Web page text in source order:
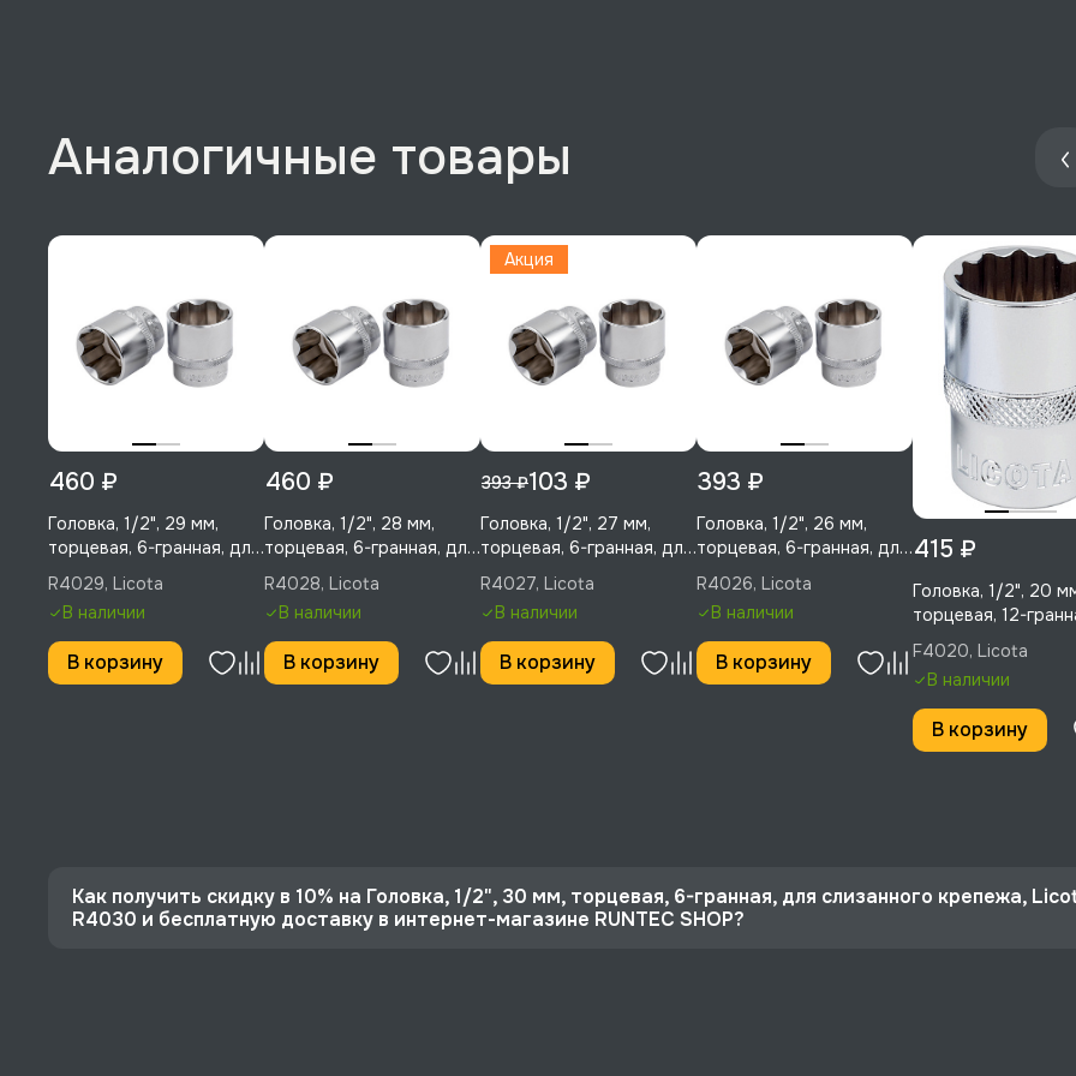
Аналогичные товары
460 ₽
Головка, 1/2", 29 мм,
торцевая, 6-гранная, для
слизанного крепежа,
Licota, R4029
R4029, Licota
В наличии
В корзину
460 ₽
Головка, 1/2", 28 мм,
торцевая, 6-гранная, для
слизанного крепежа,
Licota, R4028
R4028, Licota
В наличии
В корзину
Акция
393 ₽103 ₽
Головка, 1/2", 27 мм,
торцевая, 6-гранная, для
слизанного крепежа,
Licota, R4027
R4027, Licota
В наличии
В корзину
393 ₽
Головка, 1/2", 26 мм,
торцевая, 6-гранная, для
слизанного крепежа,
Licota, R4026
R4026, Licota
В наличии
В корзину
415 ₽
Головка, 1/2", 20
торцевая, 12-
Licota, F4020
F4020, Licota
В наличии
В корзину
Как получить скидку в 10% на Головка, 1/2", 30 мм, торцевая, 6-гранная, для слизанного крепежа,
R4030 и бесплатную доставку в интернет-магазине RUNTEC SHOP?